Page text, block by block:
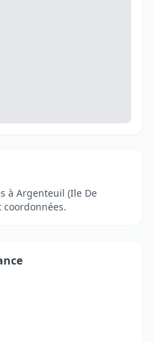
à Argenteuil (Ile De
coordonnées.